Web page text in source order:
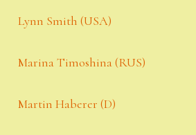
Lynn Smith (USA)
Marina Timoshina (RUS)
Martin Haberer (D)